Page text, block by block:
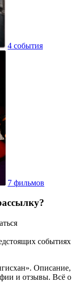
4 события
7 фильмов
событиях
Описание,
и отзывы. Всё о